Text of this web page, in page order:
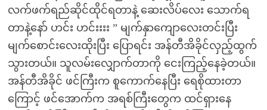
လက်ဖက်ရည်ဆိုင်ထိုင်ရတာနဲ့ ဆေးလိပ်လေး သောက်ရ
တာနဲ့နော် ဟင်း ဟင်းးးး ” မျက်နှာကျောလေးတင်းပြီး
မျက်စောင်းလေးထိုးပြီး ပြောရင်း အန်တီအိခိုင်လှည့်ထွက်
သွားတယ်။ သူလမ်းလျှောက်တာကို ငေးကြည့်နေခဲ့တယ်။
အန်တီအိခိုင် ဖင်ကြီးက စူကောက်နေပြီး ရေစိုထားတာ
ကြောင့် ဖင်အောက်က အရစ်ကြီးတွေက ထင်ရှားနေ